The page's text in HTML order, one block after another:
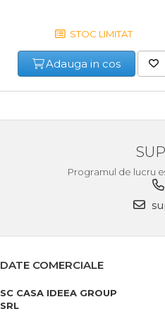
STOC LIMITAT
Adauga in cos
Programul de lucru
DATE COMERCIALE
SC CASA IDEEA GROUP
SRL